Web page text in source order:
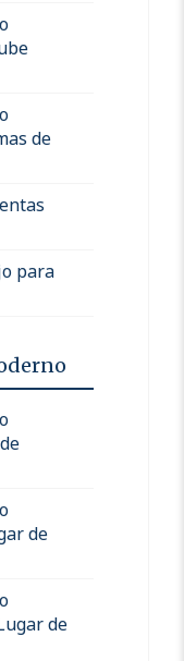
de
para
de
de